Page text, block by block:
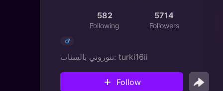
582
Following
5714
Followers
تنوروني بالسناب: turki16ii
Follow